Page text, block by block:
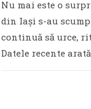
Nu mai este o
din Iași s-au
continuă să urce,
Datele recente